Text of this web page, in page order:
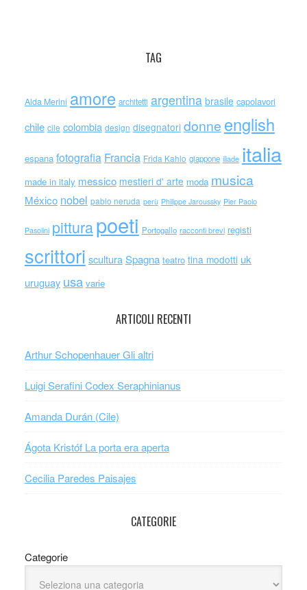
TAG
Alda Merini amore architetti argentina brasile capolavori
chile cile colombia design disegnatori donne english
espana fotografia Francia Frida Kahlo giappone iliade italia
made in italy messico mestieri d' arte moda musica
México nobel pablo neruda perù Philippe Jaroussky Pier Paolo
Pasolini pitturapoeti Portogallo racconti brevi registi
scrittori scultura Spagna teatro tina modotti uk
uruguay usa varie
ARTICOLI RECENTI
Arthur Schopenhauer Gli altri
Luigi Serafini Codex Seraphinianus
Amanda Durán (Cile)
Ágota Kristóf La porta era aperta
Cecilia Paredes Paisajes
CATEGORIE
Categorie